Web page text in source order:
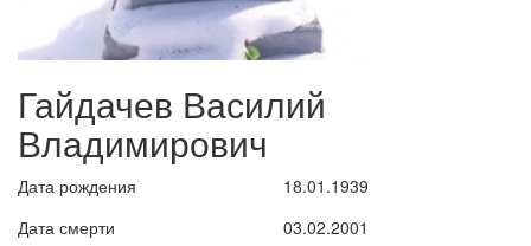
Гайдачев Василий
Владимирович
Дата рождения
18.01.1939
Дата смерти
03.02.2001